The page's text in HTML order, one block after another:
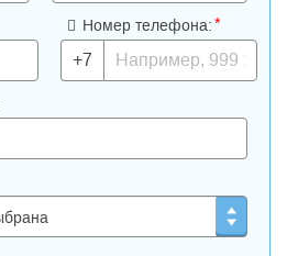
Номер телефона:*
+7